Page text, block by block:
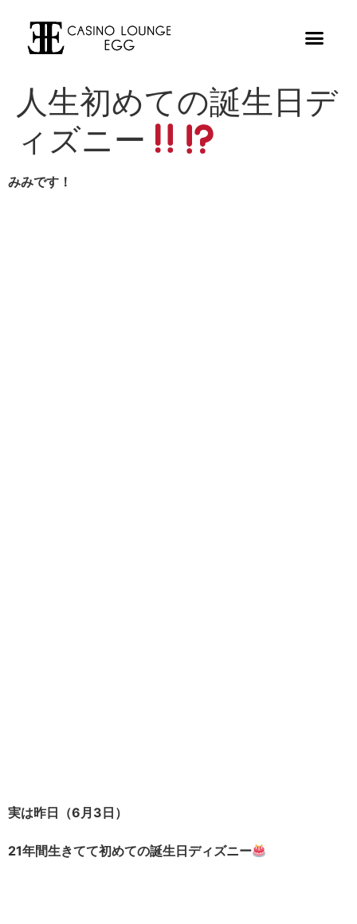
人生初めての誕生日デ
ィズニー
みみです！
実は昨日（6月3日）
21年間生きてて初めての誕生日ディズニー